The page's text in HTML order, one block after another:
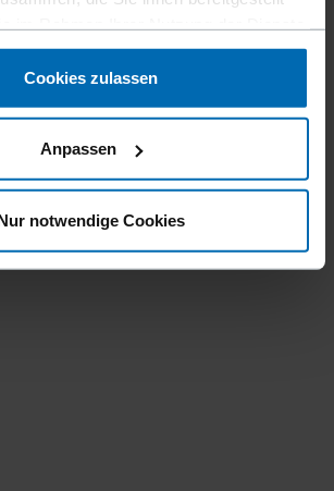
Cookies zulassen
Anpassen
notwendige Cookies